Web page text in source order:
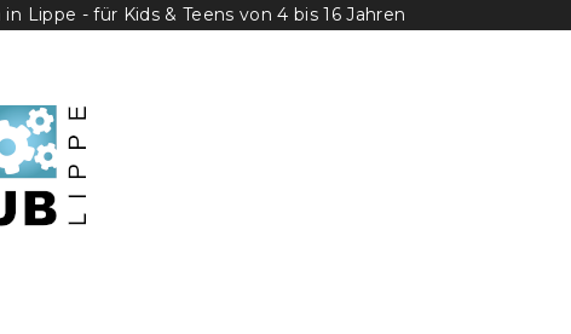
Lippe - für Kids & Teens von 4 bis 16 Jahren